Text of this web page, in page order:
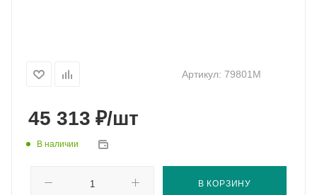
Артикул: 79801M
45 313 ₽/шт
В наличии
В КОРЗИНУ